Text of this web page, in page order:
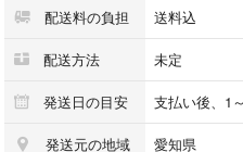
【サイズ】
高さ：15cm(ハンドル含めず)
幅：29cm
ハンドル高さ:16cm
配送料の負担 送料込
配送方法 未定
発送日の目安 支払い後、1
発送元の地域 愛知県